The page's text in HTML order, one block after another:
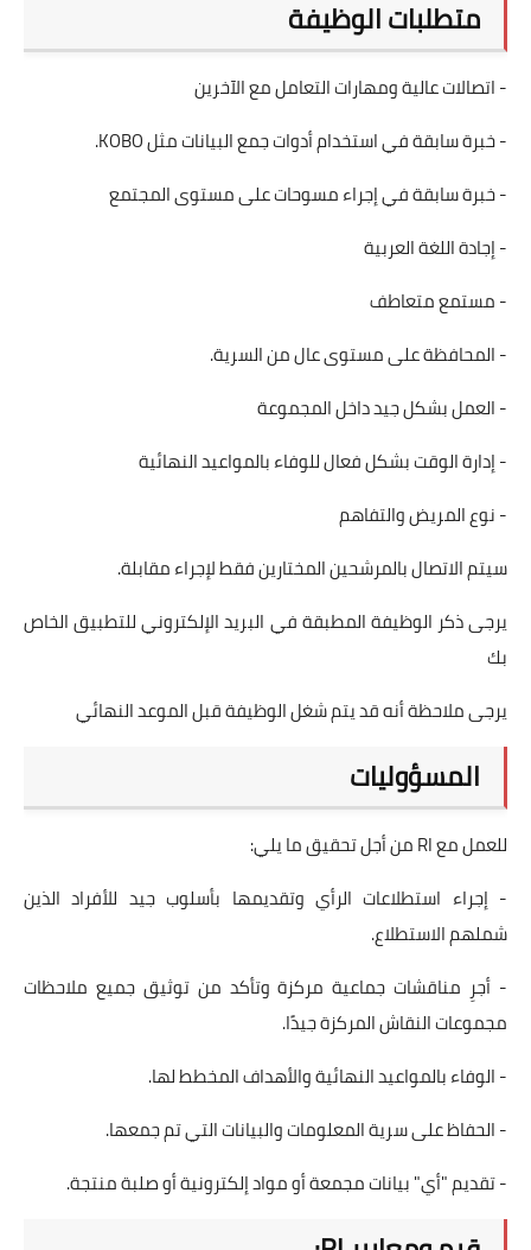
متطلبات الوظيفة
- اتصالات عالية ومهارات التعامل مع الآخرين
- خبرة سابقة في استخدام أدوات جمع البيانات مثل KOBO.
- خبرة سابقة في إجراء مسوحات على مستوى المجتمع
- إجادة اللغة العربية
- مستمع متعاطف
- المحافظة على مستوى عال من السرية.
- العمل بشكل جيد داخل المجموعة
- إدارة الوقت بشكل فعال للوفاء بالمواعيد النهائية
- نوع المريض والتفاهم
سيتم الاتصال بالمرشحين المختارين فقط لإجراء مقابلة.
يرجى ذكر الوظيفة المطبقة في البريد الإلكتروني للتطبيق الخاص
بك
يرجى ملاحظة أنه قد يتم شغل الوظيفة قبل الموعد النهائي
المسؤوليات
للعمل مع RI من أجل تحقيق ما يلي:
- إجراء استطلاعات الرأي وتقديمها بأسلوب جيد للأفراد الذين
شملهم الاستطلاع.
- أجرِ مناقشات جماعية مركزة وتأكد من توثيق جميع ملاحظات
مجموعات النقاش المركزة جيدًا.
- الوفاء بالمواعيد النهائية والأهداف المخطط لها.
- الحفاظ على سرية المعلومات والبيانات التي تم جمعها.
- تقديم "أي" بيانات مجمعة أو مواد إلكترونية أو صلبة منتجة.